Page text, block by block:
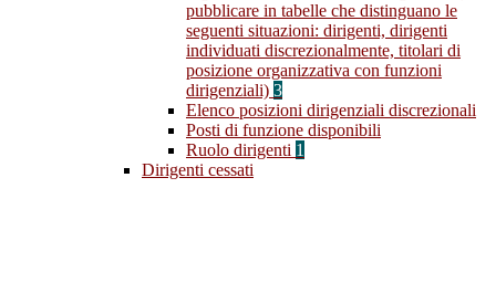
pubblicare in tabelle che distinguano le
seguenti situazioni: dirigenti, dirigenti
individuati discrezionalmente, titolari di
posizione organizzativa con funzioni
dirigenziali) 3
Elenco posizioni dirigenziali discrezionali
Posti di funzione disponibili
Ruolo dirigenti 1
Dirigenti cessati